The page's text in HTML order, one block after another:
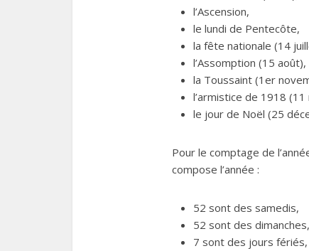
l’Ascension,
le lundi de Pentecôte,
la fête nationale (14
l’Assomption (15 août),
la Toussaint (1er
l’armistice de 1918
le jour de Noël (25
Pour le comptage de
compose l’année :
52 sont des samedis,
52 sont des dimanches,
7 sont des jours fériés,